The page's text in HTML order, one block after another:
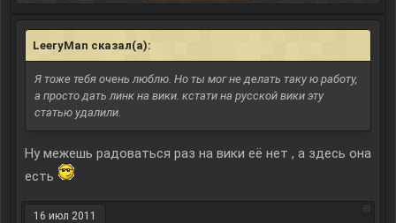
LeeryMan сказал(а):
Я тоже тебя очень люблю. Но ты мог не делать таку ю работу,
а просто дать линк на вики. кстати на русской вики эту
статью удалили.
Ну межешь радоваться раз на вики её нет , а здесь она
есть
16 июл 2011